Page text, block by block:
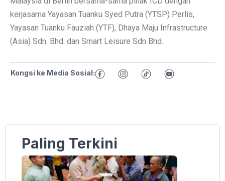
kerjasama Yayasan Tuanku Syed Putra (YTSP) Perlis,
Yayasan Tuanku Fauziah (YTF), Dhaya Maju Infrastructure
(Asia) Sdn. Bhd. dan Smart Leisure Sdn Bhd.
Kongsi ke Media Sosial:
Paling Terkini